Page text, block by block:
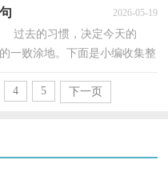
2026-05-19
过去的习惯，决定今天的
一败涂地。下面是小编收集整
4 5
下一页